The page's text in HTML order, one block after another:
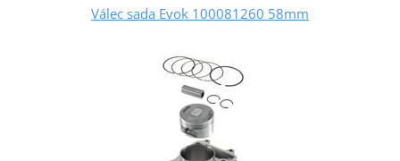
Válec sada Evok 100081260 58mm